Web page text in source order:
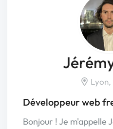
Lyon,
Développeur web
Bonjour ! Je m'appelle